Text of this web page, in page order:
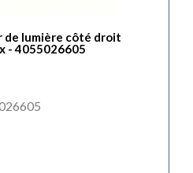
lumière côté droit
- 4055026605